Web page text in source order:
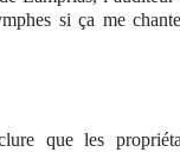
si ça me
que les